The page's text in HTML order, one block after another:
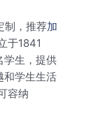
制，推荐加
于1841
学生，提供
和学生生活
容纳